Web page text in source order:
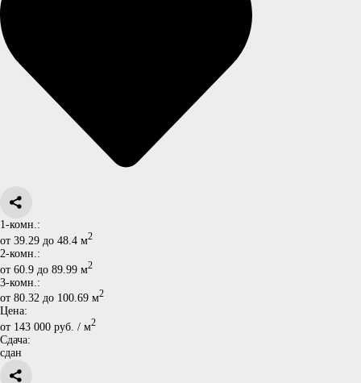
1-комн.:
от 39.29 до 48.4 м2
2-комн.:
от 60.9 до 89.99 м2
3-комн.:
от 80.32 до 100.69 м2
Цена:
от 143 000 руб. / м2
Сдача:
сдан